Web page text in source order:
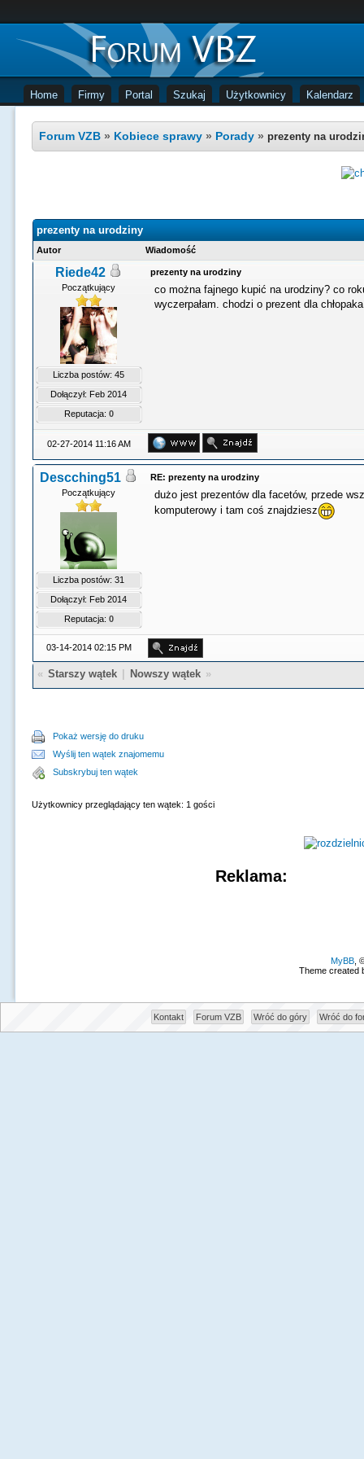
Home Firmy Portal Szukaj Użytkownicy Kalendarz
Forum VZB » Kobiece sprawy » Porady » prezenty na
prezenty na urodziny
Autor Wiadomość
Riede42
Początkujący
Liczba postów: 45
Dołączył: Feb 2014
Reputacja: 0
prezenty na urodziny
co można fajnego kupić na urodziny? co
wyczerpałam. chodzi o prezent dla
02-27-2014 11:16 AM
Descching51
Początkujący
Liczba postów: 31
Dołączył: Feb 2014
Reputacja: 0
RE: prezenty na urodziny
dużo jest prezentów dla facetów, przede
komputerowy i tam coś znajdziesz
03-14-2014 02:15 PM
« Starszy wątek Nowszy wątek »
Pokaż wersję do druku
Wyślij ten wątek znajomemu
Subskrybuj ten wątek
Użytkownicy przeglądający ten wątek: 1 gości
Reklama:
MyBB,
Theme created
Kontakt Forum VZB Wróć do góry Wróć do